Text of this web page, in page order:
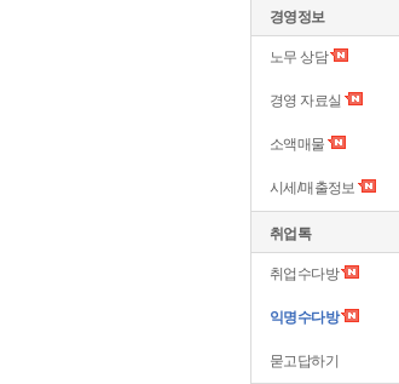
경영정보
노무 상담
경영 자료실
소액매물
시세/매출정보
취업톡
취업수다방
익명수다방
묻고답하기